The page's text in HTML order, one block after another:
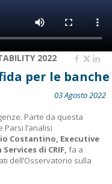
2022
per le banche
03 Agosto 2022
Parte da questa
l’analisi
Costantino, Executive
di CRIF, fa a
dell’Osservatorio sulla